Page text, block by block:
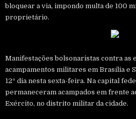
bloquear a via, impondo multa de 100
proprietário.
Manifestações bolsonaristas contra as
acampamentos militares em Brasília e
12º dia nesta sexta-feira. Na capital
permaneceram acampados em frente
Exército, no distrito militar da cidade.